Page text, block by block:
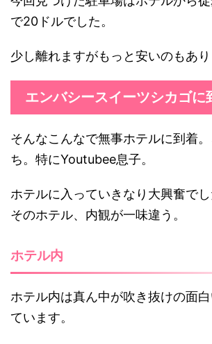
で20ドルでした。
少し離れますがもっと安いのもあり
エンバシースイーツシカゴに
そんなこんなで無事ホテルに到着
ち。特にYoutubee息子。
ホテルに入っていきなり大興奮で
そのホテル、内観が一味違う。
ホテル内
ホテル内は真ん中が吹き抜けの面
ています。